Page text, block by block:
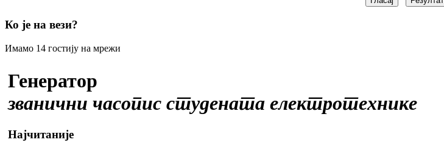
Ко је на вези?
Имамо 14 гостију на мрежи
Генератор
званични часопис студената електротехнике
Најчитаније